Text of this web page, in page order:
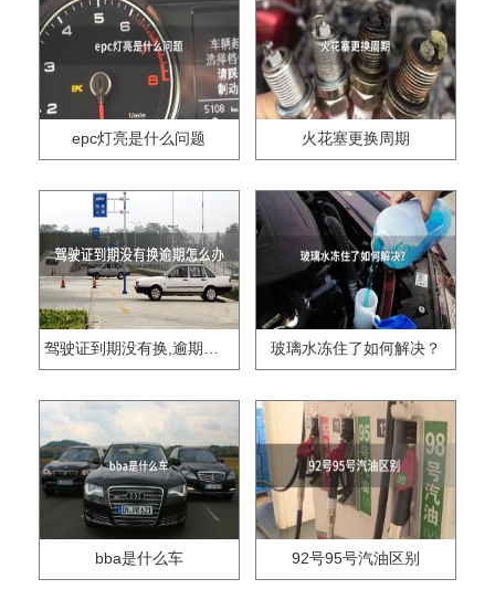
epc灯亮是什么问题 火花塞更换周期
驾驶证到期没有换,逾期怎么办?? 玻璃水冻住了如何解决？
bba是什么车 92号95号汽油区别